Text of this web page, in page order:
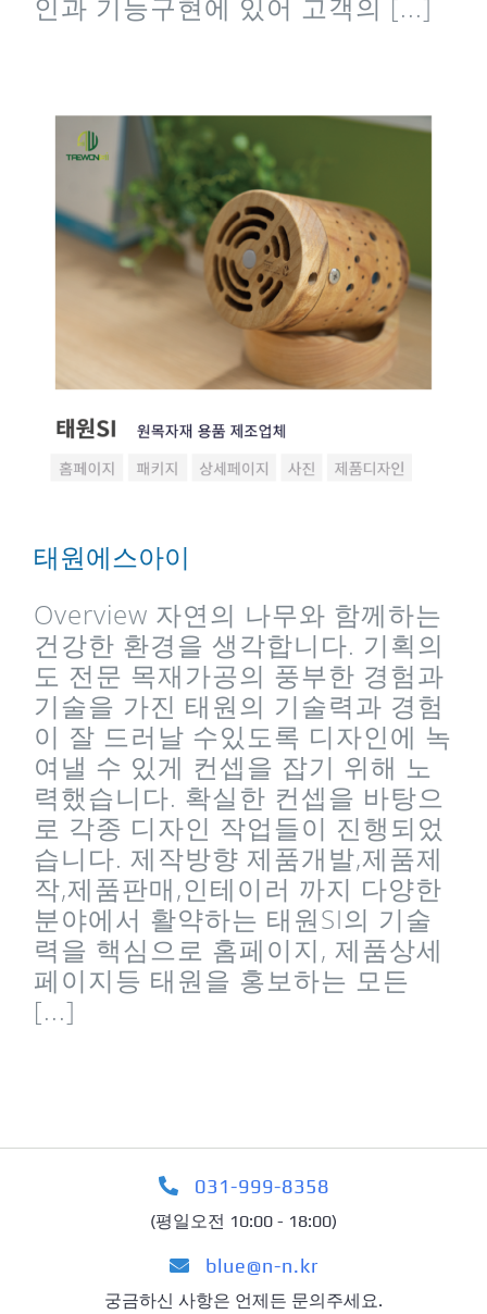
태원에스아이
Overview 자연의 나무와 함께하는
건강한 환경을 생각합니다. 기획의
도 전문 목재가공의 풍부한 경험과
기술을 가진 태원의 기술력과 경험
이 잘 드러날 수있도록 디자인에 녹
여낼 수 있게 컨셉을 잡기 위해 노
력했습니다. 확실한 컨셉을 바탕으
로 각종 디자인 작업들이 진행되었
습니다. 제작방향 제품개발,제품제
작,제품판매,인테이러 까지 다양한
분야에서 활약하는 태원SI의 기술
력을 핵심으로 홈페이지, 제품상세
페이지등 태원을 홍보하는 모든
[...]
031-999-8358
(평일오전 10:00 - 18:00)
blue@n-n.kr
궁금하신 사항은 언제든 문의주세요.